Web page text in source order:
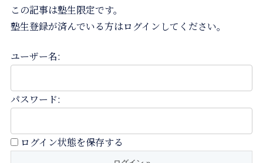
この記事は塾生限定です。
塾生登録が済んでいる方はログインしてください。
ユーザー名:
パスワード:
ログイン状態を保存する